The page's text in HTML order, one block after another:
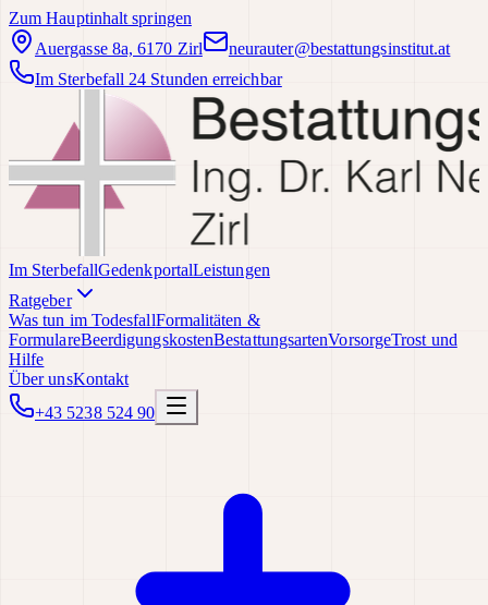
Zum Hauptinhalt springen
Auergasse 8a, 6170 Zirl
neurauter@bestattungsinstitut.at
Im Sterbefall 24 Stunden erreichbar
Im SterbefallGedenkportalLeistungen
Ratgeber
Was tun im TodesfallFormalitäten &
FormulareBeerdigungskostenBestattungsartenVorsorgeTrost und
Hilfe
Über unsKontakt
+43 5238 524 90